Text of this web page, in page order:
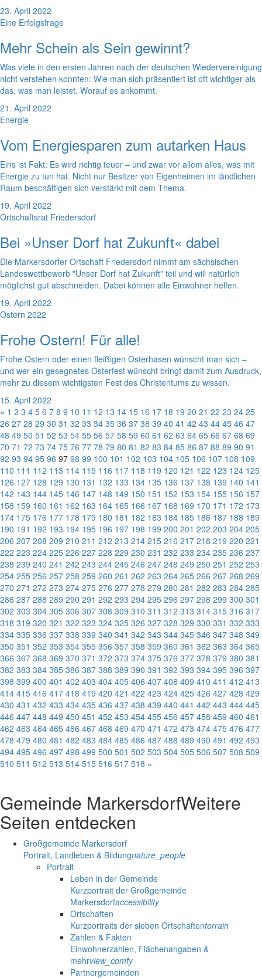
23. April 2022
Eine Erfolgsfrage
Mehr Schein als Sein gewinnt?
Was viele in den ersten Jahren nach der deutschen Wiedervereinigung
nicht verstehen konnten: Wie man sich präsentiert ist oft wichtiger als
das, was man leistet. Worauf es ankommt.
21. April 2022
Energie
Vom Energiesparen zum autarken Haus
Eins ist Fakt: Es wird richtig teuer – und zwar vor allem alles, was mit
Energie zu tun hat. Nicht nur Besitzer von Eigenheimen im ländlichen
Raum beschäftigen sich verstärkt mit dem Thema.
19. April 2022
Ortschaftsrat Friedersdorf
Bei »Unser Dorf hat Zukunft« dabei
Die Markersdorfer Ortschaft Friedersdorf nimmt am sächsischen
Landeswettbewerb "Unser Dorf hat Zukunft" teil und will natürlich
möglichst gut abschneiden. Dabei können alle Einwohner helfen.
19. April 2022
Ostern 2022
Frohe Ostern! Für alle!
Frohe Ostern oder einen fleißigen Osterhasen wünscht man sich –
und wer ein gesegnetes Osterfest wünscht bringt damit zum Ausdruck,
mehr zu diesem wichtigsten Fest des Christentums zu wissen.
15. April 2022
« 1 2 3 4 5 6 7 8 9 10 11 12 13 14 15 16 17 18 19 20 21 22 23 24 25
26 27 28 29 30 31 32 33 34 35 36 37 38 39 40 41 42 43 44 45 46 47
48 49 50 51 52 53 54 55 56 57 58 59 60 61 62 63 64 65 66 67 68 69
70 71 72 73 74 75 76 77 78 79 80 81 82 83 84 85 86 87 88 89 90 91
92 93 94 95 96 97 98 99 100 101 102 103 104 105 106 107 108 109
110 111 112 113 114 115 116 117 118 119 120 121 122 123 124 125
126 127 128 129 130 131 132 133 134 135 136 137 138 139 140 141
142 143 144 145 146 147 148 149 150 151 152 153 154 155 156 157
158 159 160 161 162 163 164 165 166 167 168 169 170 171 172 173
174 175 176 177 178 179 180 181 182 183 184 185 186 187 188 189
190 191 192 193 194 195 196 197 198 199 200 201 202 203 204 205
206 207 208 209 210 211 212 213 214 215 216 217 218 219 220 221
222 223 224 225 226 227 228 229 230 231 232 233 234 235 236 237
238 239 240 241 242 243 244 245 246 247 248 249 250 251 252 253
254 255 256 257 258 259 260 261 262 263 264 265 266 267 268 269
270 271 272 273 274 275 276 277 278 279 280 281 282 283 284 285
286 287 288 289 290 291 292 293 294 295 296 297 298 299 300 301
302 303 304 305 306 307 308 309 310 311 312 313 314 315 316 317
318 319 320 321 322 323 324 325 326 327 328 329 330 331 332 333
334 335 336 337 338 339 340 341 342 343 344 345 346 347 348 349
350 351 352 353 354 355 356 357 358 359 360 361 362 363 364 365
366 367 368 369 370 371 372 373 374 375 376 377 378 379 380 381
382 383 384 385 386 387 388 389 390 391 392 393 394 395 396 397
398 399 400 401 402 403 404 405 406 407 408 409 410 411 412 413
414 415 416 417 418 419 420 421 422 423 424 425 426 427 428 429
430 431 432 433 434 435 436 437 438 439 440 441 442 443 444 445
446 447 448 449 450 451 452 453 454 455 456 457 458 459 460 461
462 463 464 465 466 467 468 469 470 471 472 473 474 475 476 477
478 479 480 481 482 483 484 485 486 487 488 489 490 491 492 493
494 495 496 497 498 499 500 501 502 503 504 505 506 507 508 509
510 511 512 513 514 515 516 517 518 »
Gemeinde MarkersdorfWeitere
Seiten entdecken
Großgemeinde Markersdorf
Portrait, Landleben & Bildungnature_people
Portrait
Leben in der Gemeinde
Kurzportrait der Großgemeinde
Markersdorfaccessibility
Ortschaften
Kurzportraits der sieben Ortschaftenterrain
Zahlen & Fakten
Einwohnerzahlen, Flächenangaben &
mehrview_comfy
Partnergemeinden